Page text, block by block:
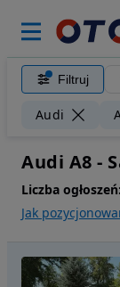
Filtruj
Audi
Audi A8 -
Liczba ogłoszeń:
Jak